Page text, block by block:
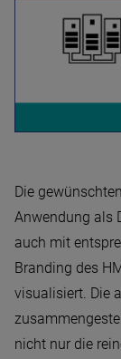
Die
Anwendung als
auch mit
Branding des
visualisiert. Die
nicht nur die